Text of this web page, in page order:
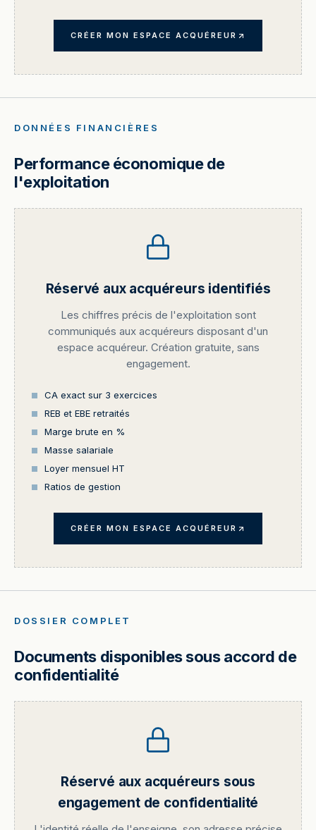
CRÉER MON ESPACE ACQUÉREUR
DONNÉES FINANCIÈRES
Performance économique de
l'exploitation
Réservé aux acquéreurs identifiés
Les chiffres précis de l'exploitation sont
communiqués aux acquéreurs disposant d'un
espace acquéreur. Création gratuite, sans
engagement.
CA exact sur 3 exercices
REB et EBE retraités
Marge brute en %
Masse salariale
Loyer mensuel HT
Ratios de gestion
CRÉER MON ESPACE ACQUÉREUR
DOSSIER COMPLET
Documents disponibles sous accord de
confidentialité
Réservé aux acquéreurs sous
engagement de confidentialité